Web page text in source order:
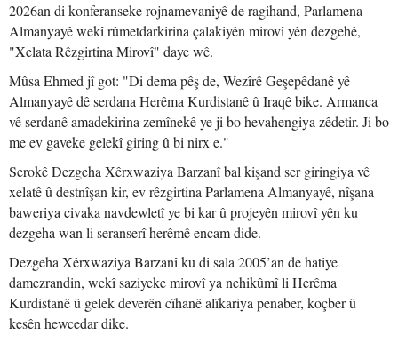
2026an di konferanseke rojnamevaniyê de ragihand, Parlamena
Almanyayê wekî rûmetdarkirina çalakiyên mirovî yên dezgehê,
"Xelata Rêzgirtina Mirovî" daye wê.
Mûsa Ehmed jî got: "Di dema pêş de, Wezîrê Geşepêdanê yê
Almanyayê dê serdana Herêma Kurdistanê û Iraqê bike. Armanca
vê serdanê amadekirina zemînekê ye ji bo hevahengiya zêdetir. Ji bo
me ev gaveke gelekî giring û bi nirx e."
Serokê Dezgeha Xêrxwaziya Barzanî bal kişand ser giringiya vê
xelatê û destnîşan kir, ev rêzgirtina Parlamena Almanyayê, nîşana
baweriya civaka navdewletî ye bi kar û projeyên mirovî yên ku
dezgeha wan li seranserî herêmê encam dide.
Dezgeha Xêrxwaziya Barzanî ku di sala 2005’an de hatiye
damezrandin, wekî saziyeke mirovî ya nehikûmî li Herêma
Kurdistanê û gelek deverên cîhanê alîkariya penaber, koçber û
kesên hewcedar dike.